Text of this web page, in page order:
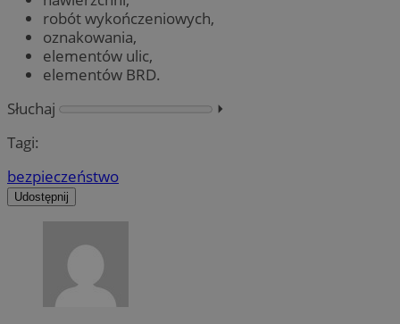
robót wykończeniowych,
oznakowania,
elementów ulic,
elementów BRD.
Słuchaj
⏵︎
Tagi:
bezpieczeństwo
Udostępnij